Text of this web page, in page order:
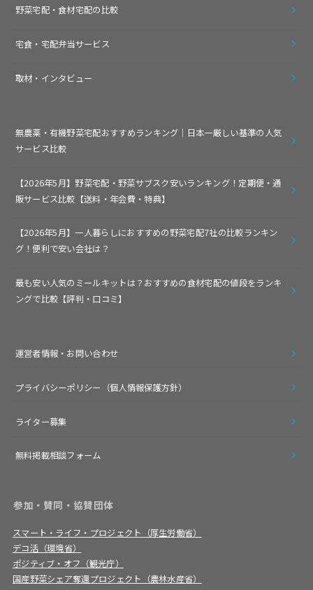
野菜宅配・食材宅配の比較
宅食・宅配弁当サービス
取材・インタビュー
無農薬・有機野菜宅配おすすめランキング｜日本一厳しい基準の人気
サービス比較
【2026年5月】野菜宅配・野菜サブスク安いランキング！定期便・通
販サービス比較【送料・年会費・特典】
【2026年5月】一人暮らしにおすすめの野菜宅配7社の比較ランキン
グ！便利で安い会社は？
最も安い人気のミールキットは？おすすめの食材宅配の値段をランキ
ングで比較【評判・口コミ】
運営者情報・お問い合わせ
プライバシーポリシー（個人情報保護方針）
ライター募集
無料掲載相談フォーム
参加・賛同・協賛団体
スマート・ライフ・プロジェクト（厚生労働省）
デコ活（環境省）
ポジティブ・オフ（観光庁）
国産野菜シェア奪還プロジェクト（農林水産省）